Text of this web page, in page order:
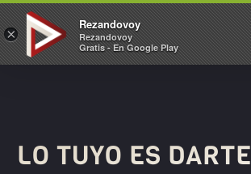
×
Rezandovoy
Rezandovoy
Gratis - En Google Play
REZANDOVOY
LO TUYO ES DARTE